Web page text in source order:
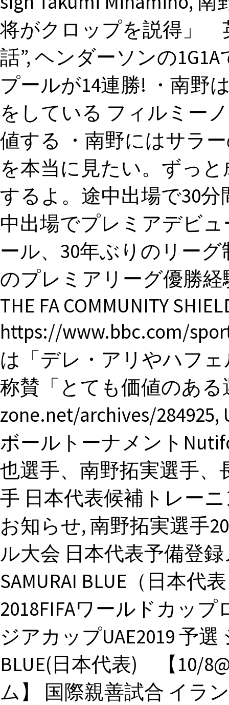
将がクロップを説得」
話”, ヘンダーソンの
プールが14連勝! ・南野
をしている フィルミー
値する ・南野にはサラ
を本当に見たい。ずっ
するよ。途中出場で30
中出場でプレミアデビ
ール、30年ぶりのリー
のプレミアリーグ優勝
THE FA COMMUNITY
https://www.bbc.com/
は「デレ・アリやハフ
称賛「とても価値のある
zone.net/archives/
ボールトーナメント
也選手、南野拓実選手
手 日本代表候補トレー
お知らせ, 南野拓実選手
ル大会 日本代表予備登
SAMURAI BLUE（日本
2018FIFAワールドカッ
ジアカップUAE2019 予
BLUE(日本代表) 【10/
ム】 国際親善試合 イラ